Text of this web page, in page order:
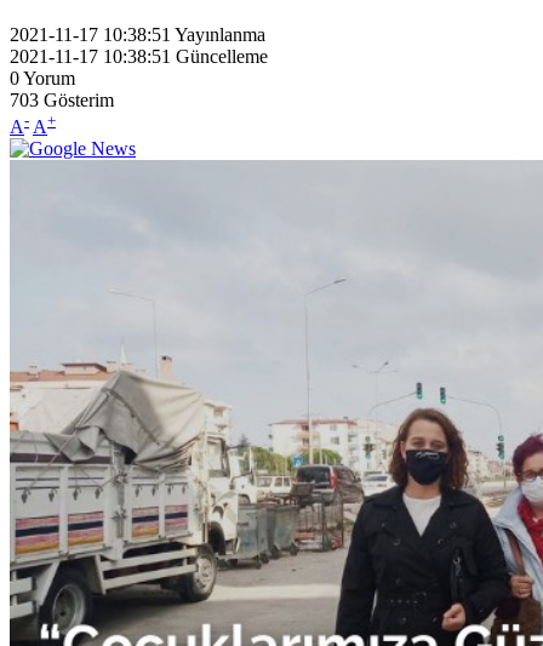
2021-11-17 10:38:51 Yayınlanma
2021-11-17 10:38:51 Güncelleme
0Yorum
703 Gösterim
A- A+